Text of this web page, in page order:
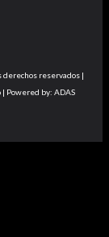
derechos reservados |
Powered by: ADAS